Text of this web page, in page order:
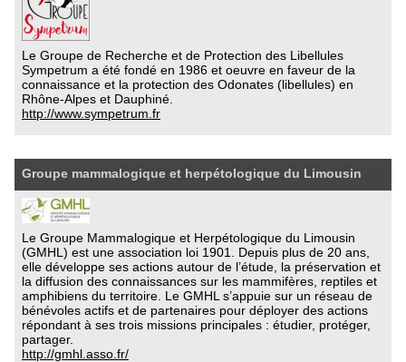
Le Groupe de Recherche et de Protection des Libellules
Sympetrum a été fondé en 1986 et oeuvre en faveur de la
connaissance et la protection des Odonates (libellules) en
Rhône-Alpes et Dauphiné.
http://www.sympetrum.fr
Groupe mammalogique et herpétologique du Limousin
Le Groupe Mammalogique et Herpétologique du Limousin
(GMHL) est une association loi 1901. Depuis plus de 20 ans,
elle développe ses actions autour de l’étude, la préservation et
la diffusion des connaissances sur les mammifères, reptiles et
amphibiens du territoire. Le GMHL s’appuie sur un réseau de
bénévoles actifs et de partenaires pour déployer des actions
répondant à ses trois missions principales : étudier, protéger,
partager.
http://gmhl.asso.fr/